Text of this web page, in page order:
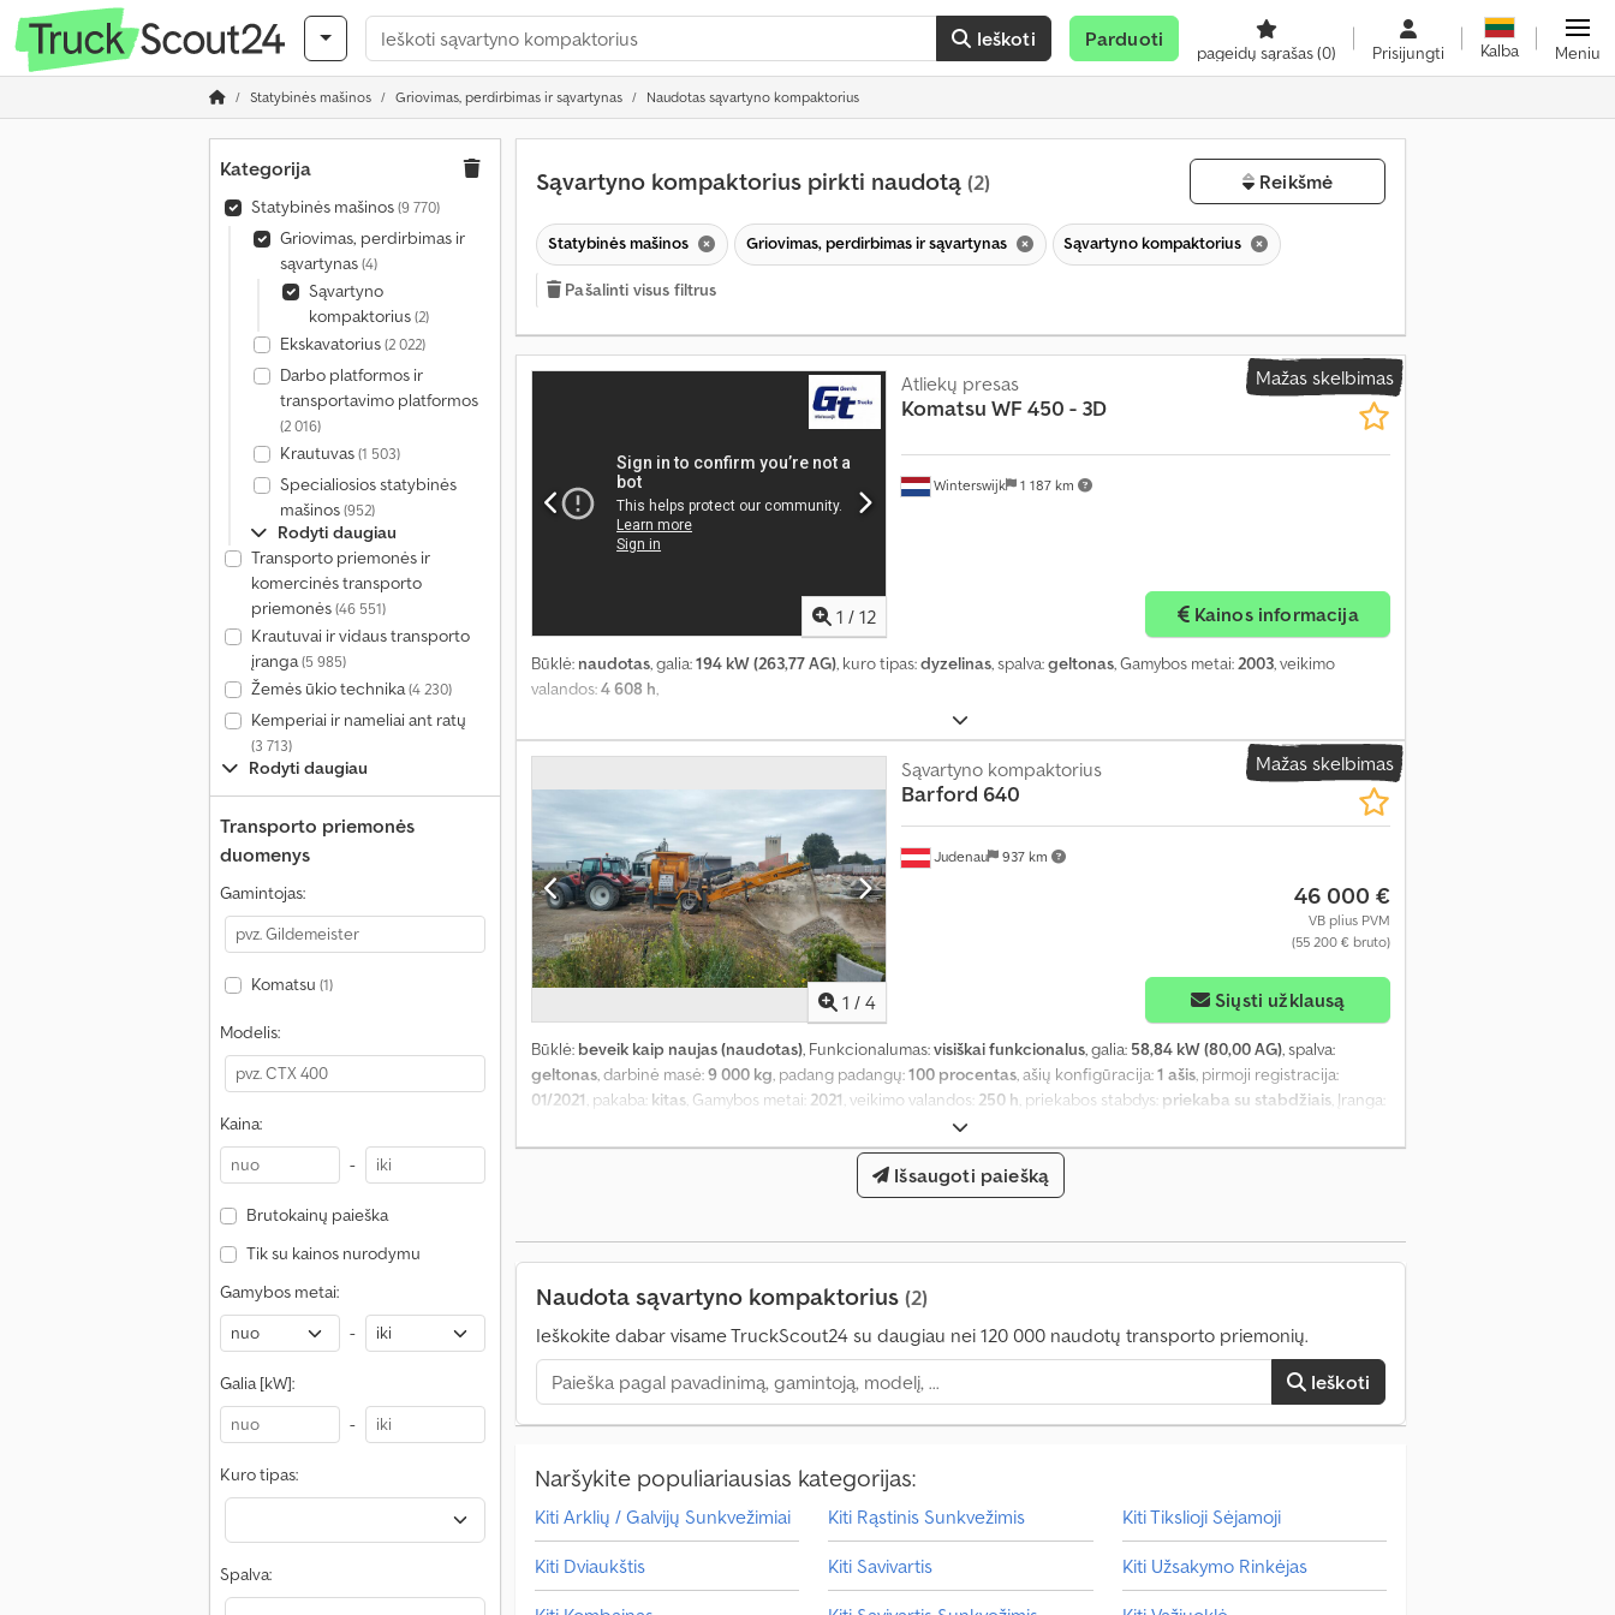
Ieškoti Parduoti
pageidų sąrašas(0) Prisijungti Kalba Meniu
Statybinės mašinos Griovimas, perdirbimas ir sąvartynas Naudotas sąvartyno kompaktorius
Kategorija
Statybinės mašinos(9 770)
Griovimas, perdirbimas ir
sąvartynas(4)
Sąvartyno
kompaktorius(2)
Ekskavatorius(2 022)
Darbo platformos ir
transportavimo platformos
(2 016)
Krautuvas(1 503)
Specialiosios statybinės
mašinos(952)
Rodyti daugiau
Transporto priemonės ir
komercinės transporto
priemonės(46 551)
Krautuvai ir vidaus transporto
įranga(5 985)
Žemės ūkio technika(4 230)
Kemperiai ir nameliai ant ratų
(3 713)
Rodyti daugiau
Transporto priemonės
duomenys
Gamintojas:
Komatsu (1)
Modelis:
Kaina:
-
Brutokainų paieška
Tik su kainos nurodymu
Gamybos metai:
-
Galia [kW]:
-
Kuro tipas:
Spalva:
Sąvartyno kompaktorius pirkti naudotą (2) Reikšmė
Statybinės mašinos Griovimas, perdirbimas ir sąvartynas Sąvartyno kompaktorius
Pašalinti visus filtrus
Mažas skelbimas
1 / 12
Winterswijk 1 187 km
Atliekų presas
Komatsu WF 450 - 3D
Kainos informacija
Būklė: naudotas, galia:194 kW (263,77 AG), kuro tipas:dyzelinas, spalva:geltonas, Gamybos metai:2003, veikimo
valandos:4 608 h,
Mažas skelbimas
1 / 4
Judenau 937 km
Sąvartyno kompaktorius
Barford 640
46 000 €
VB plius PVM
(55 200 € bruto)
Siųsti užklausą
Būklė: beveik kaip naujas (naudotas), Funkcionalumas:visiškai funkcionalus, galia: 58,84 kW (80,00 AG), spalva:
geltonas, darbinė masė:9 000 kg, padang padangų:100 procentas, ašių konfigūracija:1 ašis, pirmoji registracija:
01/2021, pakaba: kitas, Gamybos metai: 2021, veikimo valandos: 250 h, priekabos stabdys: priekaba su stabdžiais, Įranga:
Išsaugoti paiešką
Naudota sąvartyno kompaktorius (2)
Ieškokite dabar visame TruckScout24 su daugiau nei 120 000 naudotų transporto priemonių.
Ieškoti
Naršykite populiariausias kategorijas:
Kiti Arklių / Galvijų Sunkvežimiai
Kiti Dviaukštis
Kiti Rąstinis Sunkvežimis
Kiti Savivartis
Kiti Tikslioji Sėjamoji
Kiti Užsakymo Rinkėjas
T
a
n
r
p